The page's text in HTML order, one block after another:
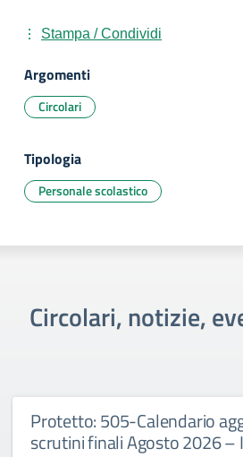
Stampa / Condividi
Argomenti
Circolari
Tipologia
Personale scolastico
Circolari, notizie,
Protetto: 505-Calendario
scrutini finali Agosto 2026 –